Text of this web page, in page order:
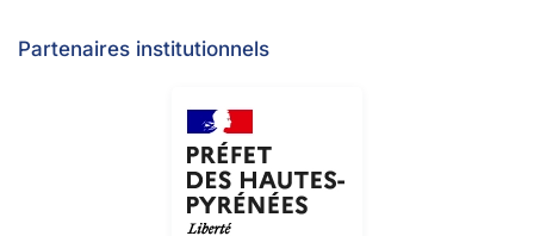
Partenaires institutionnels